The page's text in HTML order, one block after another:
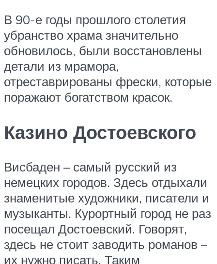
В 90-е годы прошлого столетия
убранство храма значительно
обновилось, были восстановлены
детали из мрамора,
отреставрированы фрески, которые
поражают богатством красок.
Казино Достоевского
Висбаден – самый русский из
немецких городов. Здесь отдыхали
знаменитые художники, писатели и
музыканты. Курортный город не раз
посещал Достоевский. Говорят,
здесь не стоит заводить романов –
их нужно писать. Таким